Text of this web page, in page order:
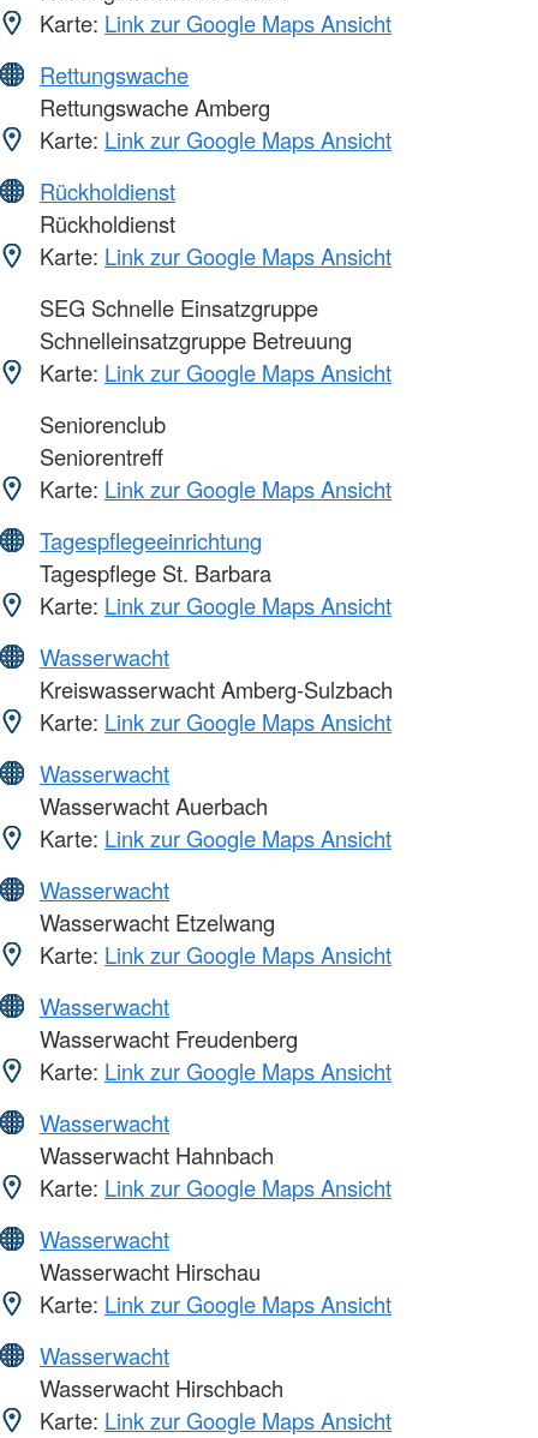
Karte: Link zur Google Maps Ansicht
Rettungswache
Rettungswache Amberg
Karte: Link zur Google Maps Ansicht
Rückholdienst
Rückholdienst
Karte: Link zur Google Maps Ansicht
SEG Schnelle Einsatzgruppe
Schnelleinsatzgruppe Betreuung
Karte: Link zur Google Maps Ansicht
Seniorenclub
Seniorentreff
Karte: Link zur Google Maps Ansicht
Tagespflegeeinrichtung
Tagespflege St. Barbara
Karte: Link zur Google Maps Ansicht
Wasserwacht
Kreiswasserwacht Amberg-Sulzbach
Karte: Link zur Google Maps Ansicht
Wasserwacht
Wasserwacht Auerbach
Karte: Link zur Google Maps Ansicht
Wasserwacht
Wasserwacht Etzelwang
Karte: Link zur Google Maps Ansicht
Wasserwacht
Wasserwacht Freudenberg
Karte: Link zur Google Maps Ansicht
Wasserwacht
Wasserwacht Hahnbach
Karte: Link zur Google Maps Ansicht
Wasserwacht
Wasserwacht Hirschau
Karte: Link zur Google Maps Ansicht
Wasserwacht
Wasserwacht Hirschbach
Karte: Link zur Google Maps Ansicht